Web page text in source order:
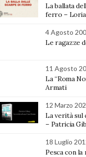
La ballata
ferro –
4 Agosto
Le ragazze
11 Agosto
La “Roma
Armati
12 Marzo
La verità sul
– Patricia
18 Luglio
Pesca con la